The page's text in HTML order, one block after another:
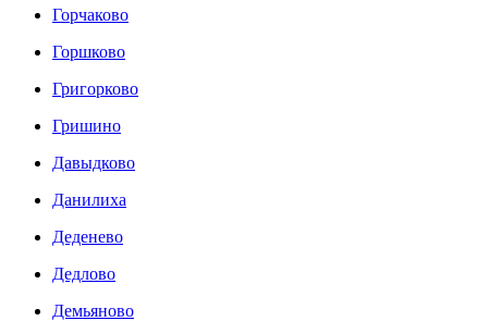
Горчаково
Горшково
Григорково
Гришино
Давыдково
Данилиха
Деденево
Дедлово
Демьяново